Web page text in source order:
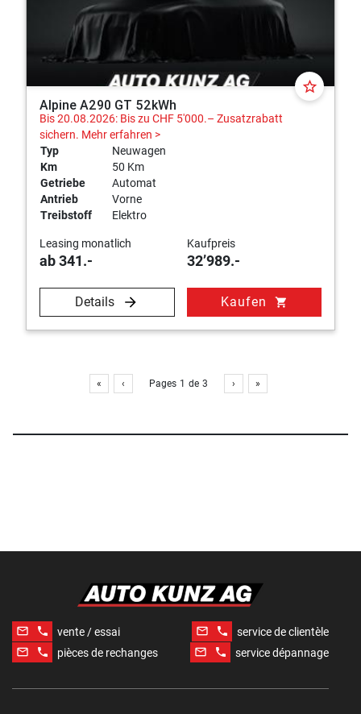
star_border
Alpine A290 GT 52kWh
Bis 20.08.2026: Bis zu CHF 5'000.– Zusatzrabatt
sichern. Mehr erfahren >
Typ
Neuwagen
Km
50 Km
Getriebe
Automat
Antrieb
Vorne
Treibstoff
Elektro
Leasing monatlich
ab 341.-
Kaufpreis
32’989.-
Details Kaufen shopping_cart
« ‹ Pages 1 de 3 › »
mail_outline phone vente / essai mail_outline phone
service de clientèle
mail_outline
phone pièces de rechanges mail_outline phone service dépannage